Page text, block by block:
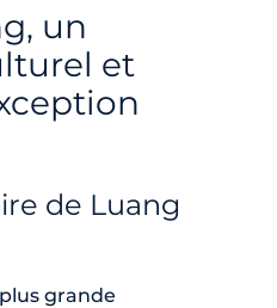
un
et
de Luang
grande